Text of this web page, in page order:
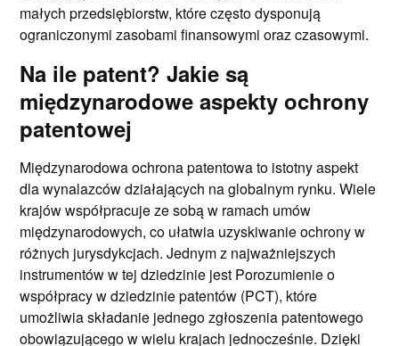
małych przedsiębiorstw, które często dysponują
ograniczonymi zasobami finansowymi oraz czasowymi.
Na ile patent? Jakie są
międzynarodowe aspekty ochrony
patentowej
Międzynarodowa ochrona patentowa to istotny aspekt
dla wynalazców działających na globalnym rynku. Wiele
krajów współpracuje ze sobą w ramach umów
międzynarodowych, co ułatwia uzyskiwanie ochrony w
różnych jurysdykcjach. Jednym z najważniejszych
instrumentów w tej dziedzinie jest Porozumienie o
współpracy w dziedzinie patentów (PCT), które
umożliwia składanie jednego zgłoszenia patentowego
obowiązującego w wielu krajach jednocześnie. Dzięki